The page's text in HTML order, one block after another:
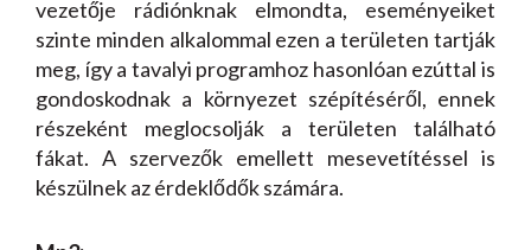
vezetője rádiónknak elmondta, eseményeiket
szinte minden alkalommal ezen a területen tartják
meg, így a tavalyi programhoz hasonlóan ezúttal is
gondoskodnak a környezet szépítéséről, ennek
részeként meglocsolják a területen található
fákat. A szervezők emellett mesevetítéssel is
készülnek az érdeklődők számára.